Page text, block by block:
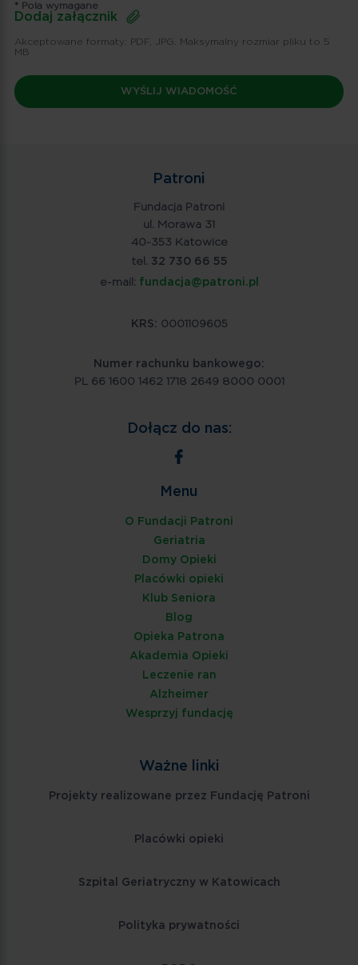
Dodaj załącznik
Akceptowane formaty: PDF, JPG. Maksymalny rozmiar pliku to 5
MB
* Pola wymagane
Patroni
Fundacja Patroni
ul. Morawa 31
40-353 Katowice
tel. 32 730 66 55
e-mail: fundacja@patroni.pl
KRS: 0001109605
Numer rachunku bankowego:
PL 66 1600 1462 1718 2649 8000 0001
Dołącz do nas:
Menu
O Fundacji Patroni
Geriatria
Domy Opieki
Placówki opieki
Klub Seniora
Blog
Opieka Patrona
Akademia Opieki
Leczenie ran
Alzheimer
Wesprzyj fundację
Ważne linki
Projekty realizowane przez Fundację Patroni
Placówki opieki
Szpital Geriatryczny w Katowicach
Polityka prywatności